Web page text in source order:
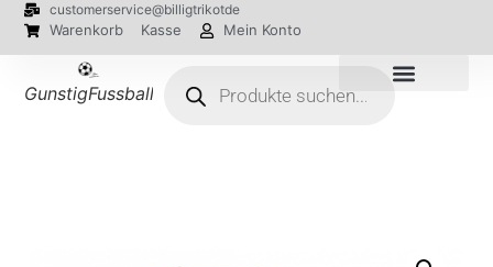
customerservice@billigtrikotde
Warenkorb Kasse Mein Konto
GunstigFussballTrikot